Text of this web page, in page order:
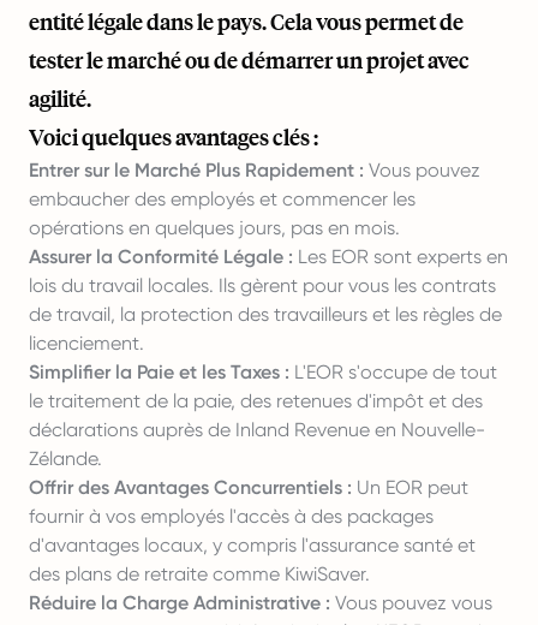
entité légale dans le pays. Cela vous permet de
tester le marché ou de démarrer un projet avec
agilité.
Voici quelques avantages clés :
Entrer sur le Marché Plus Rapidement : Vous pouvez
embaucher des employés et commencer les
opérations en quelques jours, pas en mois.
Assurer la Conformité Légale : Les EOR sont experts en
lois du travail locales. Ils gèrent pour vous les contrats
de travail, la protection des travailleurs et les règles de
licenciement.
Simplifier la Paie et les Taxes : L'EOR s'occupe de tout
le traitement de la paie, des retenues d'impôt et des
déclarations auprès de Inland Revenue en Nouvelle-
Zélande.
Offrir des Avantages Concurrentiels : Un EOR peut
fournir à vos employés l'accès à des packages
d'avantages locaux, y compris l'assurance santé et
des plans de retraite comme KiwiSaver.
Réduire la Charge Administrative : Vous pouvez vous